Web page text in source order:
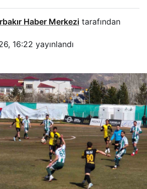
Haber Merkezi tarafından
16:22 yayınlandı